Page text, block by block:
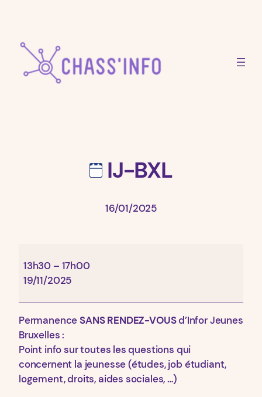
contenu
IJ-BXL
16/01/2025
BXL
13h30 – 17h00
19/11/2025
PermanenceSANS RENDEZ-VOUSd’Infor Jeunes
Bruxelles :
Point info sur toutes les questions qui
concernent la jeunesse (études, job étudiant,
logement, droits, aides sociales, …)